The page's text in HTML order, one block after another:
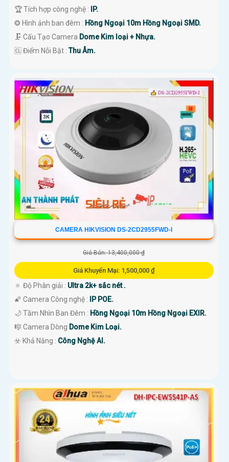
🏆 Tích hợp công nghệ : IP.
❂ Hình ảnh ban đêm : Hồng Ngoại 10m Hồng Ngoại SMD.
🗜️ Cấu Tạo Camera Dome Kim loại + Nhựa.
️🆑 Điểm Nỗi Bật :Thu Âm.
CAMERA HIKVISION DS-2CD2955FWD-I
Giá Bán: 13,400,000 ₫
Giá Khuyến Mại: 1,500,000 ₫
🔅 Độ Phân giải : Ultra 2k+ sắc nét .
🌠 Camera Công nghệ :
IP POE.
🌙 Tầm Nhìn Ban Đêm : Hồng Ngoại 10m Hồng Ngoại EXIR.
🎼️ Camera Dòng Dome Kim Loại.
️☣️ Khả Năng : Công Nghệ AI.